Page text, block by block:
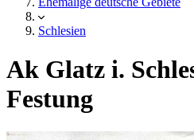
Schlesien
Ak Glatz i.
Festung